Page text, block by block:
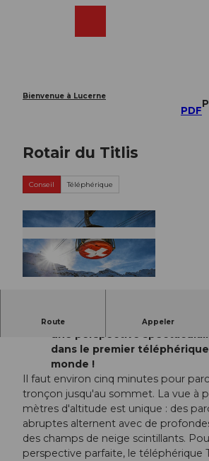
Bienvenue à Lucerne
PDF
Rotair du Titlis
Conseil Téléphérique
Route Appeler
Découvrez le panorama des
une perspective
dans le premier
monde !
Il faut environ cinq minutes pour
tronçon jusqu'au sommet. La vue à
mètres d'altitude est unique : des
abruptes alternent avec de
des champs de neige scintillants.
perspective parfaite, le téléphérique